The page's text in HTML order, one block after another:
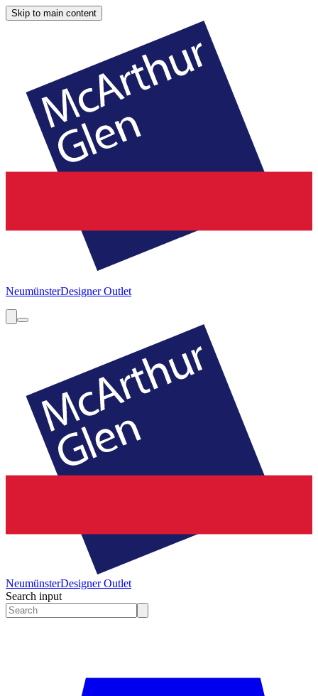
Skip to main content
NeumünsterDesigner Outlet
NeumünsterDesigner Outlet
Search input